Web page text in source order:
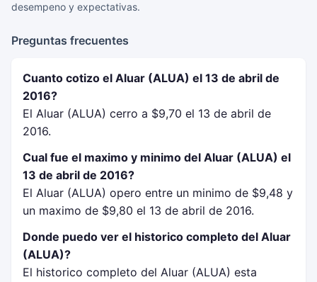
desempeno y expectativas.
Preguntas frecuentes
Cuanto cotizo el Aluar (ALUA) el 13 de abril de
2016?
El Aluar (ALUA) cerro a $9,70 el 13 de abril de
2016.
Cual fue el maximo y minimo del Aluar (ALUA) el
13 de abril de 2016?
El Aluar (ALUA) opero entre un minimo de $9,48 y
un maximo de $9,80 el 13 de abril de 2016.
Donde puedo ver el historico completo del Aluar
(ALUA)?
El historico completo del Aluar (ALUA) esta